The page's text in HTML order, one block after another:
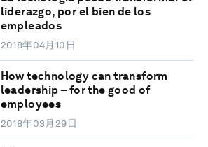
liderazgo, por el bien de los
empleados
2018年04月10日
How technology can transform
leadership – for the good of
employees
2018年03月29日